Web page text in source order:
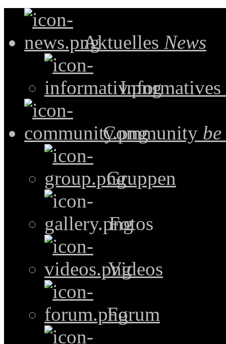
Aktuelles News
Informatives
Community
Gruppen
Fotos
Videos
Forum